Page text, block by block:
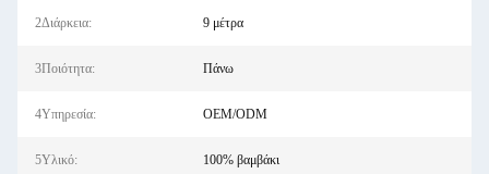
2Διάρκεια: 9 μέτρα
3Ποιότητα: Πάνω
4Υπηρεσία: OEM/ODM
5Υλικό: 100% βαμβάκι